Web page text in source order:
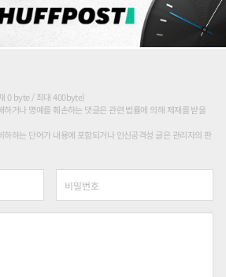
0 byte / 최대 400byte)
하거나 명예를 훼손하는 댓글은 관련 법률에 의해 제재를 받을
하하는 단어가 내용에 포함되거나 인신공격성 글은 관리자의 판